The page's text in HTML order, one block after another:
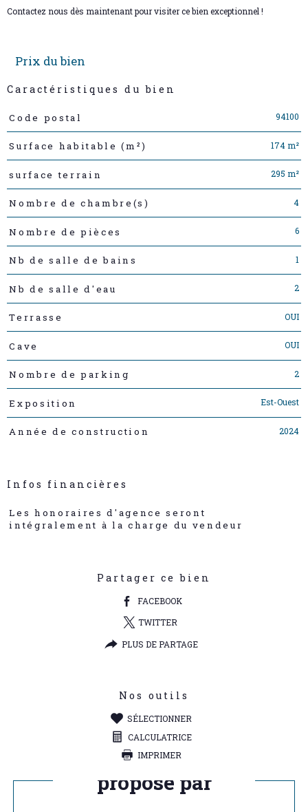
Contactez nous dès maintenant pour visiter ce bien exceptionnel !
Prix du bien
Caractéristiques du bien
Caractéristiques Valeurs
Code postal 94100
Surface habitable (m²) 174 m²
surface terrain 295 m²
Nombre de chambre(s) 4
Nombre de pièces 6
Nb de salle de bains 1
Nb de salle d'eau 2
Terrasse OUI
Cave OUI
Nombre de parking 2
Exposition Est-Ouest
Année de construction 2024
Infos financières
Caractéristiques Valeurs
Les honoraires d'agence seront
intégralement à la charge du vendeur
Partager ce bien
FACEBOOK
TWITTER
PLUS DE PARTAGE
Nos outils
SÉLECTIONNER
CALCULATRICE
IMPRIMER
Ce bien vous est
proposé par